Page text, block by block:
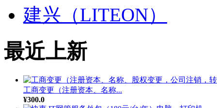
建兴（LITEON）
最近上新
工商变更（注册资本、名称...
¥300.0